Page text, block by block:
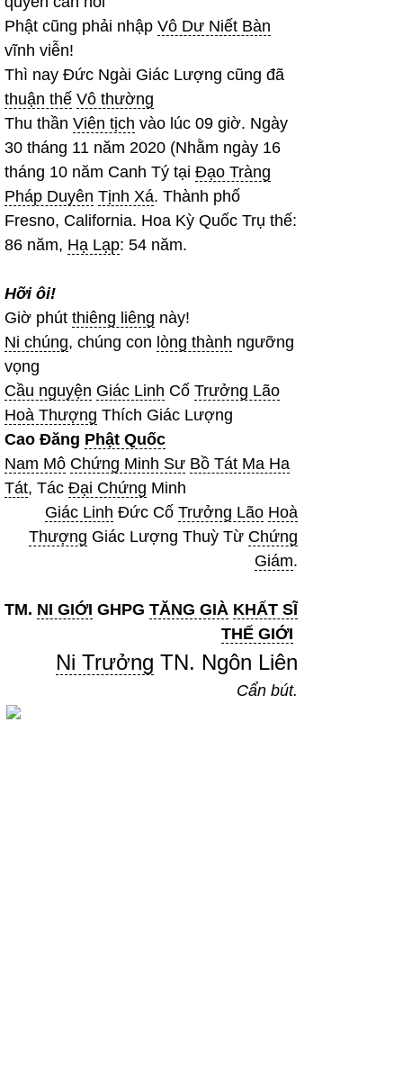
Phật cũng phải nhập Vô Dư Niết Bàn
vĩnh viễn!
Thì nay Đức Ngài Giác Lượng cũng đã
thuận thế Vô thường
Thu thần Viên tịch vào lúc 09 giờ. Ngày
30 tháng 11 năm 2020 (Nhằm ngày 16
tháng 10 năm Canh Tý tại Đạo Tràng
Pháp Duyên Tịnh Xá. Thành phố
Fresno, California. Hoa Kỳ Quốc Trụ thế:
86 năm, Hạ Lạp: 54 năm.
Hỡi ôi!
Giờ phút thiêng liêng này!
Ni chúng, chúng con lòng thành ngưỡng
vọng
Cầu nguyện Giác Linh Cố Trưởng Lão
Hoà Thượng Thích Giác Lượng
Cao Đăng Phật Quốc
Nam Mô Chứng Minh Sư Bồ Tát Ma Ha
Tát, Tác Đại Chứng Minh
Giác Linh Đức Cố Trưởng Lão Hoà
Thượng Giác Lượng Thuỳ Từ Chứng
Giám.
TM. NI GIỚI GHPG TĂNG GIÀ KHẤT SĨ
THẾ GIỚI
Ni Trưởng TN. Ngôn Liên
Cẩn bút.